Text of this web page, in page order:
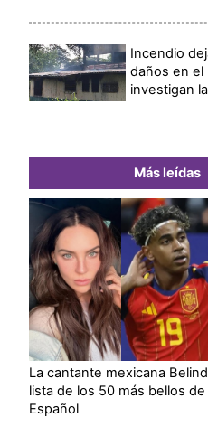
Incendio
daños en el
investigan
Más leídas
La cantante mexicana
lista de los 50 más bellos
Español